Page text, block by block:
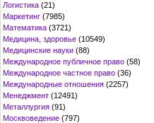
Логистика (21)
Маркетинг (7985)
Математика (3721)
Медицина, здоровье (10549)
Медицинские науки (88)
Международное публичное право (58)
Международное частное право (36)
Международные отношения (2257)
Менеджмент (12491)
Металлургия (91)
Москвоведение (797)